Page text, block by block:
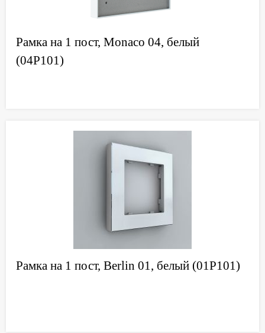
Рамка на 1 пост, Monaco 04, белый
(04P101)
Рамка на 1 пост, Berlin 01, белый (01P101)